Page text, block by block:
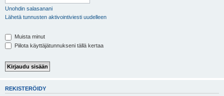
Unohdin salasanani
Lähetä tunnusten aktivointiviesti uudelleen
Muista minut
Piilota käyttäjätunnukseni tällä kertaa
REKISTERÖIDY